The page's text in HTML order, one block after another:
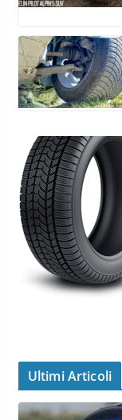
Ultimi Articoli